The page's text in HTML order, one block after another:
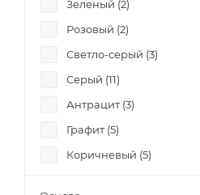
Зеленый (2)
Розовый (2)
Светло-серый (3)
Серый (11)
Антрацит (3)
Графит (5)
Коричневый (5)